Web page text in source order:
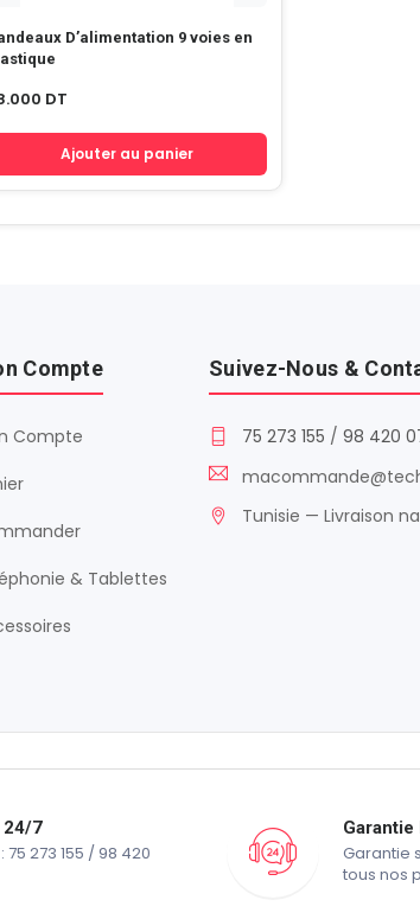
D’alimentation 9 voies en
DT
Ajouter au panier
Compte
Compte
& Tablettes
Suivez-Nous &
75 273 155 / 98 420
Tunisie — Livraison
24/7
273 155 / 98 420
Garantie
tous nos